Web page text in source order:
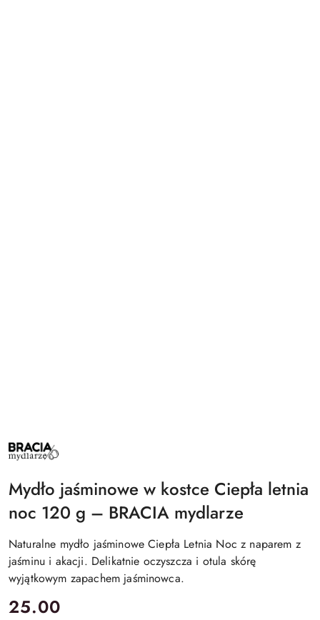
BRACIA
MYDLARZE
Mydło jaśminowe w kostce Ciepła letnia
noc 120 g – BRACIA mydlarze
Naturalne mydło jaśminowe Ciepła Letnia Noc z naparem z
jaśminu i akacji. Delikatnie oczyszcza i otula skórę
wyjątkowym zapachem jaśminowca.
cena:
25.00